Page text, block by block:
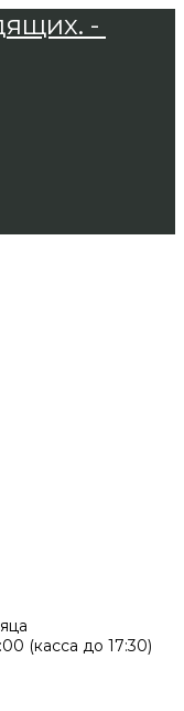
-
(касса до 17:30)